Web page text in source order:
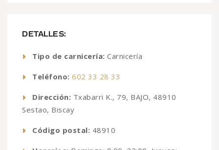
DETALLES:
Tipo de carnicería: Carnicería
Teléfono: 602 33 28 33
Dirección: Txabarri K., 79, BAJO, 48910
Sestao, Biscay
Código postal: 48910